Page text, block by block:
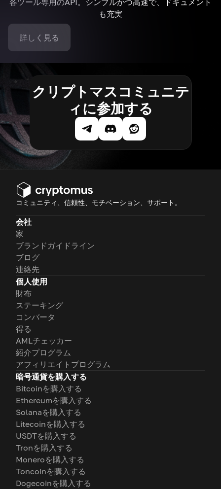
各ツール専用のAPI。シンプルかつ高速で、ドキュメント
も充実
詳しく見る
クリプトマスコミュニテ
ィに参加する
コミュニティ、信頼性、モチベーション、サポート。
会社
家
ブランドガイドライン
ブログ
連絡先
個人使用
財布
ステーキング
コンバータ
得る
AMLチェッカー
紹介プログラム
アフィリエイトプログラム
暗号通貨を購入する
Bitcoinを購入する
Ethereumを購入する
Solanaを購入する
Litecoinを購入する
USDTを購入する
Tronを購入する
Moneroを購入する
Toncoinを購入する
Dogecoinを購入する